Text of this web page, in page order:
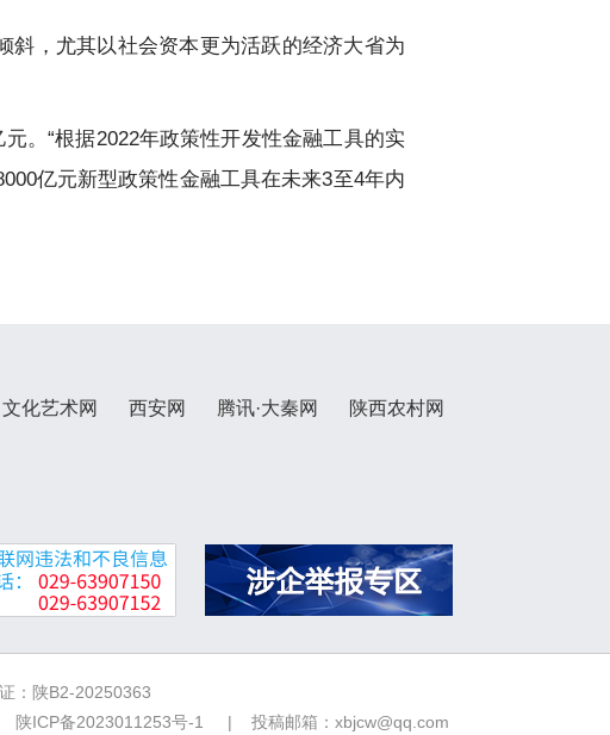
斜，尤其以社会资本更为活跃的经济大省为
。“根据2022年政策性开发性金融工具的实
亿元新型政策性金融工具在未来3至4年内
文化艺术网 西安网 腾讯·大秦网
陕西农村网
：陕B2-20250363
陕ICP备2023011253号-1 | 投稿邮箱：xbjcw@qq.com